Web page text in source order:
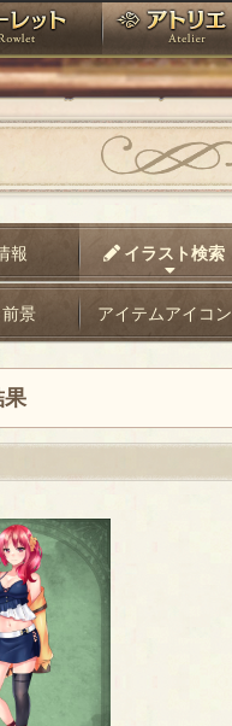
ローレット
報 イラスト検索
景 アイテムアイコン
果